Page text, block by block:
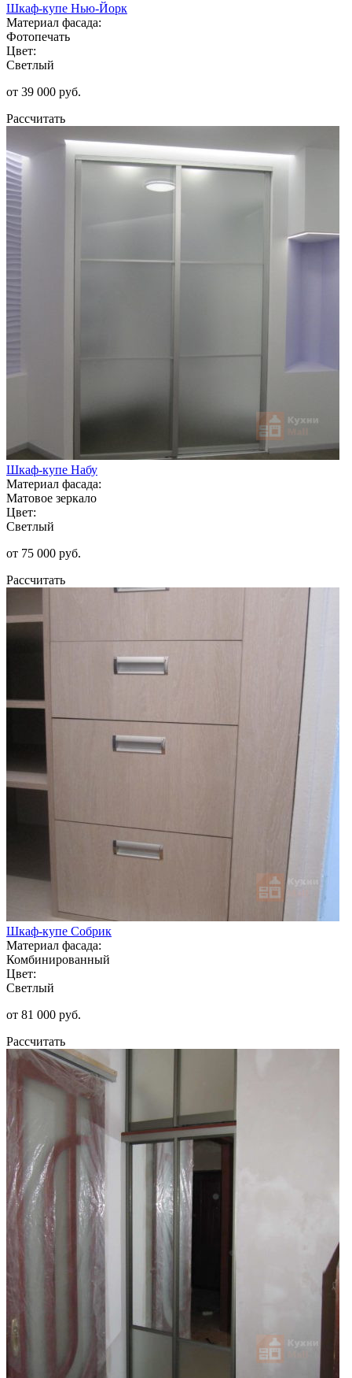
Шкаф-купе Нью-Йорк
Материал фасада:
Фотопечать
Цвет:
Светлый
от 39 000 руб.
Рассчитать
Шкаф-купе Набу
Материал фасада:
Матовое зеркало
Цвет:
Светлый
от 75 000 руб.
Рассчитать
Шкаф-купе Собрик
Материал фасада:
Комбинированный
Цвет:
Светлый
от 81 000 руб.
Рассчитать